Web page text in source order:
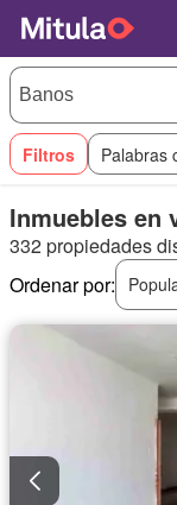
Filtros Palabras
Inmuebles en
332 propiedades
Ordenar por: